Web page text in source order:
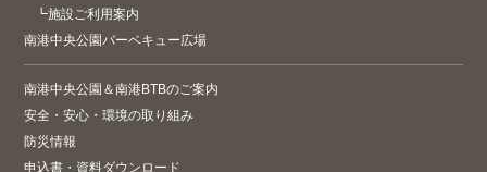
┗施設ご利用案内
南港中央公園バーベキュー広場
南港中央公園＆南港BTBのご案内
安全・安心・環境の取り組み
防災情報
申込書・資料ダウンロード